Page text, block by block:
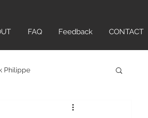
FAQ Feedback CONTACT
Philippe